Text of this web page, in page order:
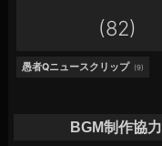
(82)
愚者Qニュースクリップ (9)
BGM制作協力